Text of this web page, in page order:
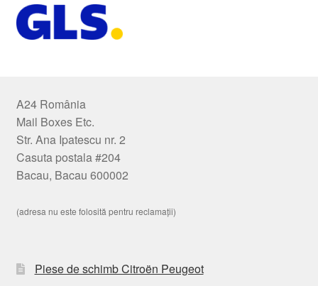
A24 România
Mail Boxes Etc.
Str. Ana Ipatescu nr. 2
Casuta postala #204
Bacau, Bacau 600002
(adresa nu este folosită pentru reclamații)
Piese de schimb Citroën Peugeot